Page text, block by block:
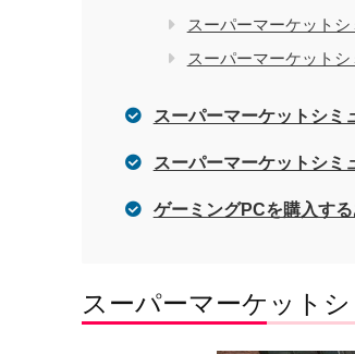
スーパーマーケット
スーパーマーケット
スーパーマーケットシ
スーパーマーケットシミ
ゲーミングPCを購入す
スーパーマーケット